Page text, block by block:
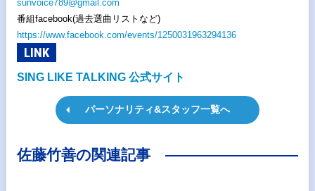
sunvoice789@gmail.com
番組facebook(過去選曲リストなど)
https://www.facebook.com/events/1250031963294136
LINK
SING LIKE TALKING 公式サイト
パーソナリティ&スタッフ一覧へ
佐藤竹善の関連記事